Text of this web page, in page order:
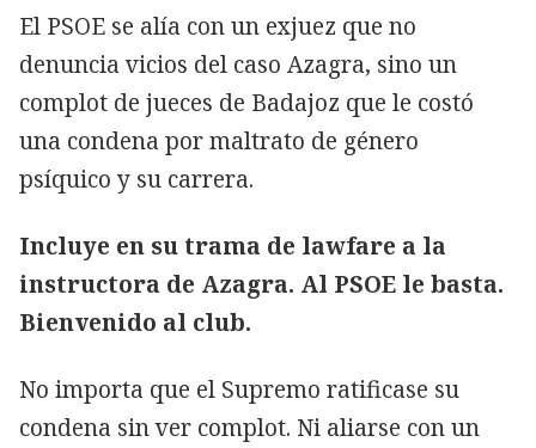
El PSOE se alía con un exjuez que no
denuncia vicios del caso Azagra, sino un
complot de jueces de Badajoz que le costó
una condena por maltrato de género
psíquico y su carrera.
Incluye en su trama de lawfare a la
instructora de Azagra. Al PSOE le basta.
Bienvenido al club.
No importa que el Supremo ratificase su
condena sin ver complot. Ni aliarse con un